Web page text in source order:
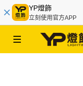
YP燈飾
立刻使用官方APP